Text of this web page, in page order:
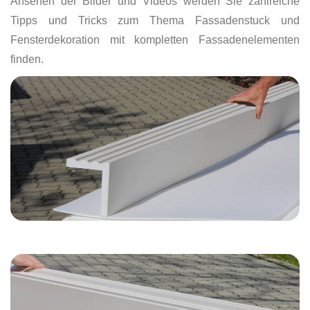
Tipps und Tricks zum Thema Fassadenstuck und
Fensterdekoration mit kompletten Fassadenelementen
finden.